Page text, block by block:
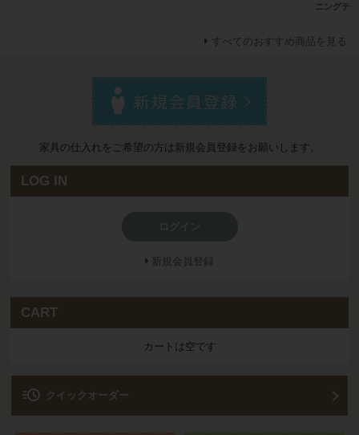
ニングテ
すべてのおすすめ商品を見る
家具の仕入れをご希望の方は新規会員登録をお願いします。
LOG IN
新規会員登録
CART
カートは空です
acute クイックオーダー